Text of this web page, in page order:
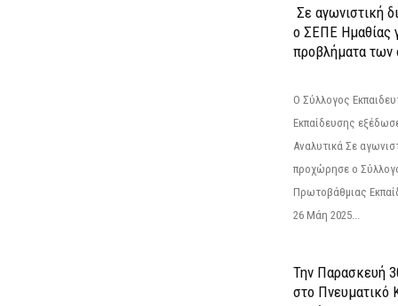
Σε αγωνιστική
ο ΣΕΠΕ Ημαθίας
προβλήματα των
Ο Σύλλογος
Εκπαίδευσης
Αναλυτικά Σε
προχώρησε ο
Πρωτοβάθμιας
26 Μάη 2025...
Την Παρασκευή
στο Πνευματικό